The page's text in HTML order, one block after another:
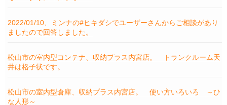
2022/01/10、ミンナの#ヒキダシでユーザーさんからご相談があり
ましたので回答しました。
松山市の室内型コンテナ、収納プラス内宮店。 トランクルーム天
井は格子状です。
松山市の室内型倉庫、収納プラス内宮店。 使い方いろいろ ～ひ
な人形～